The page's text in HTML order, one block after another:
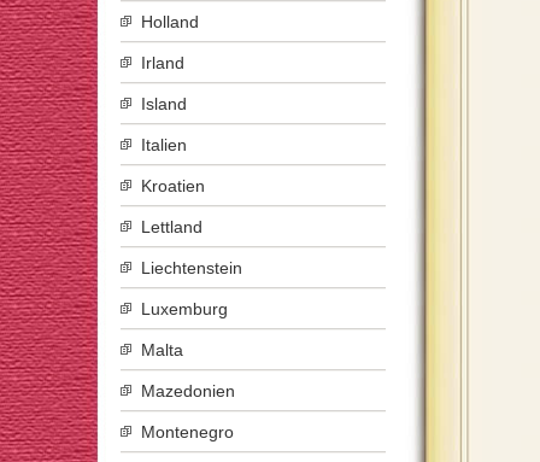
Holland
Irland
Island
Italien
Kroatien
Lettland
Liechtenstein
Luxemburg
Malta
Mazedonien
Montenegro